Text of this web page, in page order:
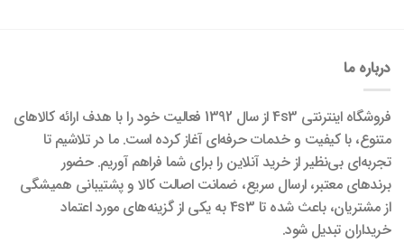
درباره ما
فروشگاه اینترنتی 4s3 از سال 1392 فعالیت خود را با هدف ارائه کالاهای
متنوع، با کیفیت و خدمات حرفه‌ای آغاز کرده است. ما در تلاشیم تا
تجربه‌ای بی‌نظیر از خرید آنلاین را برای شما فراهم آوریم. حضور
برندهای معتبر، ارسال سریع، ضمانت اصالت کالا و پشتیبانی همیشگی
از مشتریان، باعث شده تا 4s3 به یکی از گزینه‌های مورد اعتماد
خریداران تبدیل شود.